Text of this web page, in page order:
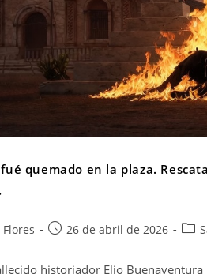
fué quemado en la plaza.
26 de abril de 2026
historiador Elio